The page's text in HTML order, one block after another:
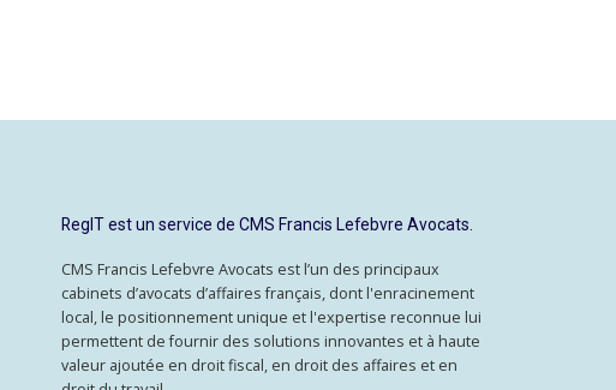
RegIT est un service de CMS Francis Lefebvre Avocats.
CMS Francis Lefebvre Avocats est l’un des principaux
cabinets d’avocats d’affaires français, dont l'enracinement
local, le positionnement unique et l'expertise reconnue lui
permettent de fournir des solutions innovantes et à haute
valeur ajoutée en droit fiscal, en droit des affaires et en